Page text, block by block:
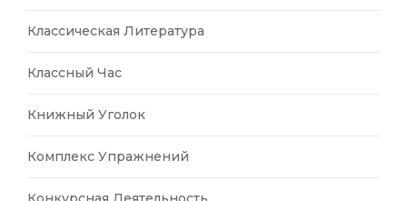
Классическая Литература
Классный Час
Книжный Уголок
Комплекс Упражнений